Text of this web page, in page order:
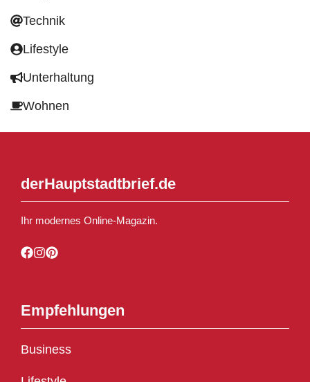
Technik
Lifestyle
Unterhaltung
Wohnen
derHauptstadtbrief.de
Ihr modernes Online-Magazin.
Empfehlungen
Business